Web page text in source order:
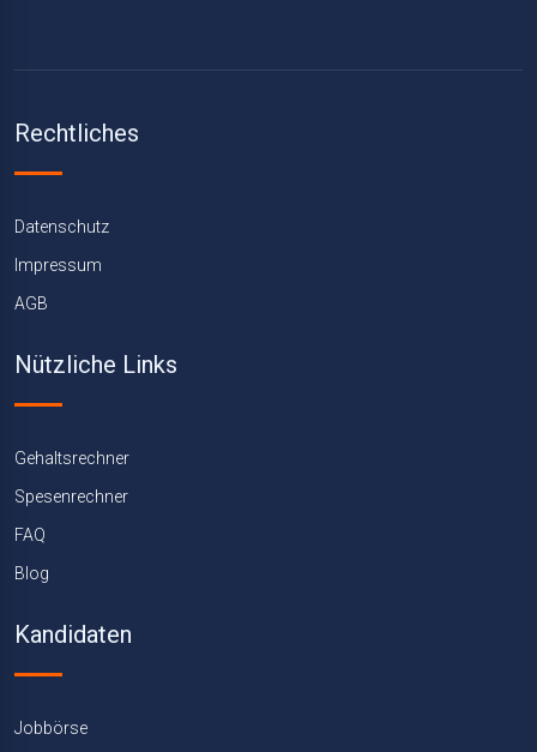
Rechtliches
Datenschutz
Impressum
AGB
Nützliche Links
Gehaltsrechner
Spesenrechner
FAQ
Blog
Kandidaten
Jobbörse